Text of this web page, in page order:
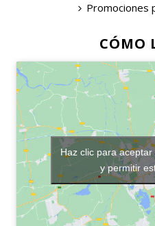
Promociones
CÓMO
Haz clic para
y permitir